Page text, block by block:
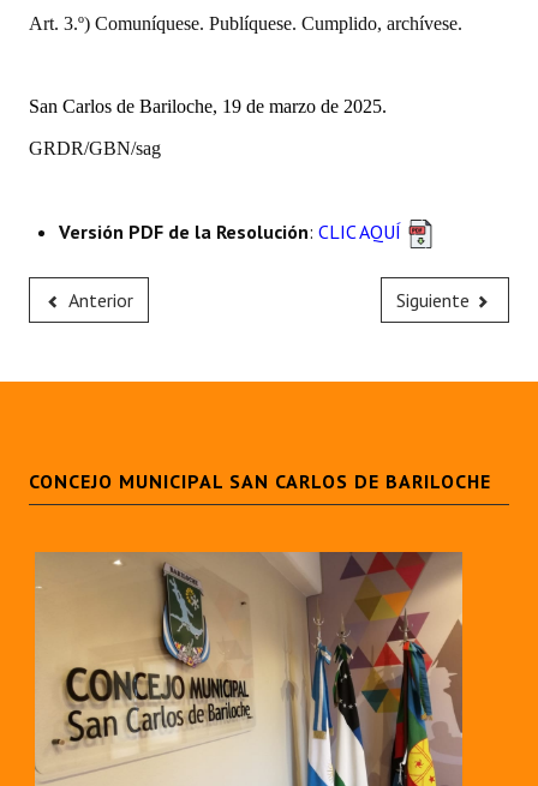
Audiencias Públicas - Registro
Banca del Vecino - Registro
Antiguos Pobladores - Registro
Art. 3.º) Comuníquese. Publíquese. Cumplido, archívese.
San Carlos de Bariloche, 19 de marzo de 2025.
GRDR/GBN/sag
Versión PDF de la Resolución: CLIC AQUÍ
Anterior Siguiente
CONCEJO MUNICIPAL SAN CARLOS DE BARILOCHE